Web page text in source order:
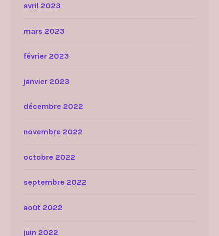
avril 2023
mars 2023
février 2023
janvier 2023
décembre 2022
novembre 2022
octobre 2022
septembre 2022
août 2022
juin 2022